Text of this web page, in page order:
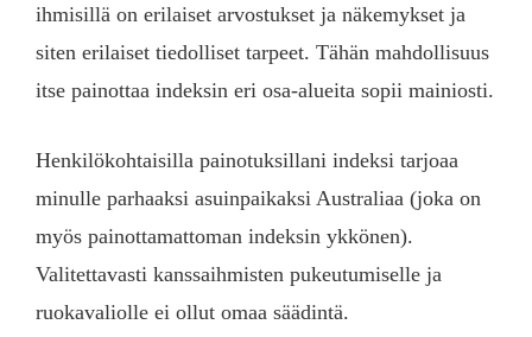
ihmisillä on erilaiset arvostukset ja näkemykset ja
siten erilaiset tiedolliset tarpeet. Tähän mahdollisuus
itse painottaa indeksin eri osa-alueita sopii mainiosti.
Henkilökohtaisilla painotuksillani indeksi tarjoaa
minulle parhaaksi asuinpaikaksi Australiaa (joka on
myös painottamattoman indeksin ykkönen).
Valitettavasti kanssaihmisten pukeutumiselle ja
ruokavaliolle ei ollut omaa säädintä.